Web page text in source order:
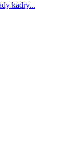
kadry...